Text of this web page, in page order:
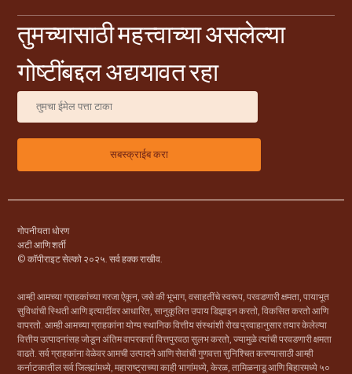
तुमच्यासाठी महत्त्वाच्या असलेल्या
गोष्टींबद्दल अद्ययावत रहा
गोपनीयता धोरण
अटी आणि शर्ती
© कॉपीराइट सेल्को २०२५. सर्व हक्क राखीव.
आम्ही आमच्या ग्राहकांच्या गरजा ऐकून, जसे की भूभाग, वसाहतींचे स्वरूप, परवडणारी क्षमता, पायाभूत
सुविधांची स्थिती आणि इत्यादींवर आधारित, सानुकूलित उपाय डिझाइन करतो, विकसित करतो आणि
वापरतो. आम्ही आमच्या ग्राहकांना योग्य स्थानिक वित्तीय संस्थांशी रोख प्रवाहानुसार तयार केलेल्या
वित्तीय उत्पादनांसह जोडून अंतिम वापरकर्ता वित्तपुरवठा सुलभ करतो, ज्यामुळे त्यांची परवडणारी क्षमता
वाढते. सर्व ग्राहकांना वेळेवर आमची उत्पादने आणि सेवांची गुणवत्ता सुनिश्चित करण्यासाठी आम्ही
कर्नाटकातील सर्व जिल्ह्यांमध्ये, महाराष्ट्राच्या काही भागांमध्ये, केरळ, तामिळनाडू आणि बिहारमध्ये ५०